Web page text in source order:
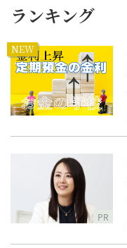
ランキング
NEW
PR